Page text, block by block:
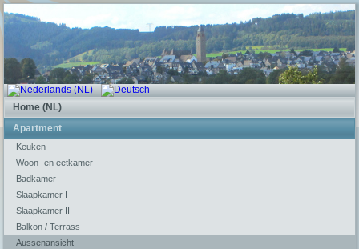
Home (NL)
Apartment
Keuken
Woon- en eetkamer
Badkamer
Slaapkamer I
Slaapkamer II
Balkon / Terrass
Aussenansicht